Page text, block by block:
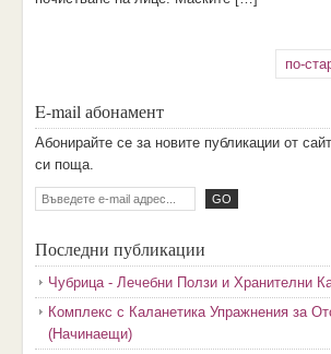
по-
E-mail абонамент
Aбoниpaйтe ce зa нoвитe пyбликaции oт
cи пoщa.
Последни публикации
Чубрица - Лечебни Ползи и Хранителни
Комплекс с Каланетика Упражнения за
(Начинаещи)